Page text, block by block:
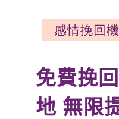
感情挽回
免費挽
地 無限